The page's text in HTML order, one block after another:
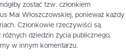
zostać tzw. członkiem
Mai Włoszczowskiej, ponieważ każdy
Członkowie rzeczywiści są
dziedzin życia publicznego,
w innym komentarzu.